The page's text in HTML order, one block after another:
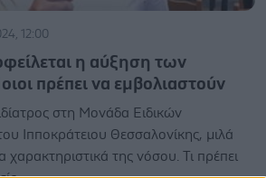
12:00
η αύξηση των
πρέπει να εμβολιαστούν
στη Μονάδα Ειδικών
Ιπποκράτειου Θεσσαλονίκης, μιλά
της νόσου. Τι πρέπει